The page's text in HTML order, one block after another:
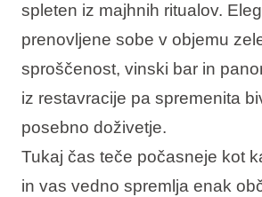
spleten iz majhnih ritualov.
prenovljene sobe v objemu
sproščenost, vinski bar in
iz restavracije pa spremenita
posebno doživetje.
Tukaj čas teče počasneje kot
in vas vedno spremlja enak